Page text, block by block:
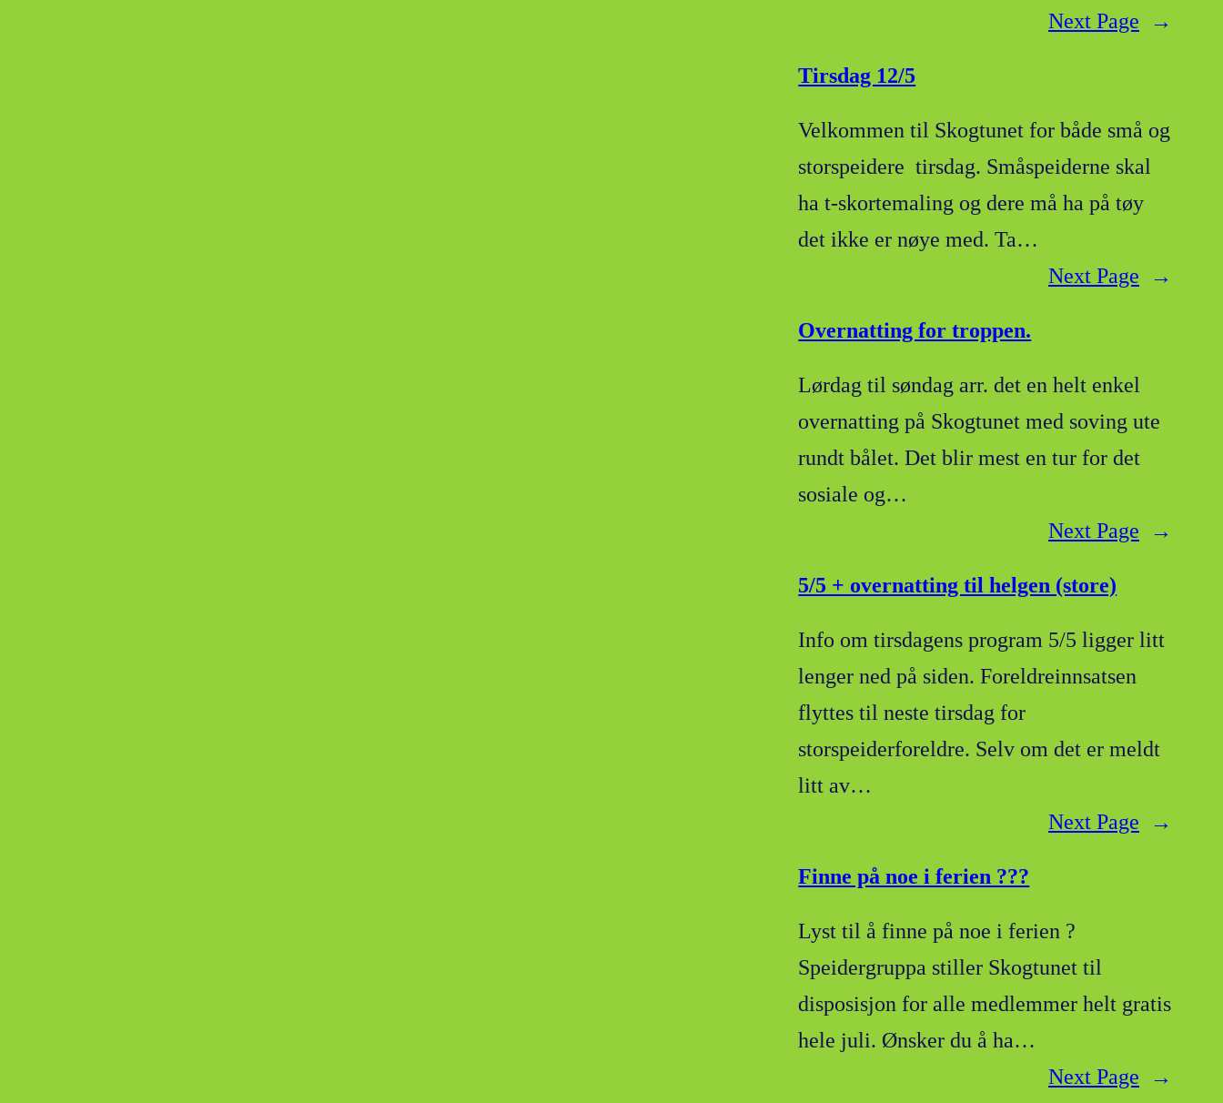
Next Page
→
Tirsdag 12/5
Velkommen til Skogtunet for både små og
storspeidere tirsdag. Småspeiderne skal
ha t-skortemaling og dere må ha på tøy
det ikke er nøye med. Ta…
Next Page
→
Overnatting for troppen.
Lørdag til søndag arr. det en helt enkel
overnatting på Skogtunet med soving ute
rundt bålet. Det blir mest en tur for det
sosiale og…
Next Page
→
5/5 + overnatting til helgen (store)
Info om tirsdagens program 5/5 ligger litt
lenger ned på siden. Foreldreinnsatsen
flyttes til neste tirsdag for
storspeiderforeldre. Selv om det er meldt
litt av…
Next Page
→
Finne på noe i ferien ???
Lyst til å finne på noe i ferien ?
Speidergruppa stiller Skogtunet til
disposisjon for alle medlemmer helt gratis
hele juli. Ønsker du å ha…
Next Page
→